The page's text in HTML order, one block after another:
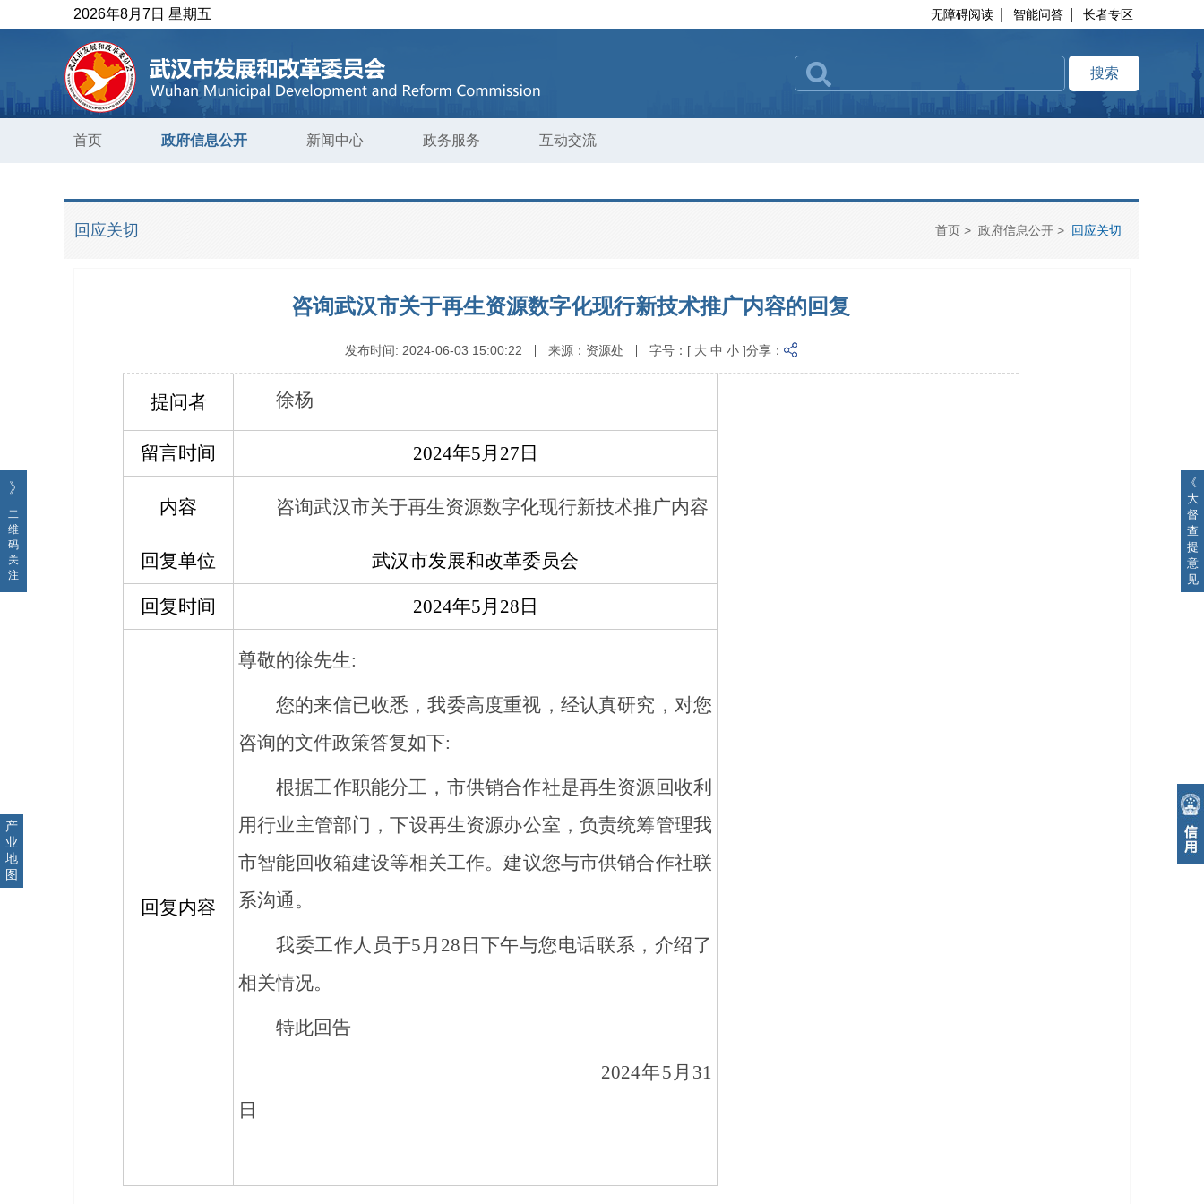
2026年8月7日 星期五 无障碍阅读 智能问答 长者专区
搜索
首页 政府信息公开 新闻中心 政务服务 互动交流
回应关切 首页 > 政府信息公开 > 回应关切
咨询武汉市关于再生资源数字化现行新技术推广内容的回复
发布时间: 2024-06-03 15:00:22 来源： 资源处 字号： [ 大 中 小]分享：
提问者 徐杨
留言时间 2024年5月 27 日
内容 咨询武汉市关于再生资源数字化现行新技术推广内容
回复单位 武汉市发展和改革委员会
回复时间 2024年5月28日
回复内容
尊敬的徐先生:
您的来信已收悉，我委高度重视，经认真研究， 对您
咨询的文件政策答复如下:
根据工作职能分工，市供销合作社是再生资源回收利
用行业主管部门，下设再生资源办公室，负责统筹管理我
市智能回收箱建设等相关工作。建议您与市供销合作社联
系沟通。
我委工作人员于5 月 28 日 下午与您电话联系，介绍了
相关情况。
特此回告
2024年5 月 31
日
》
二
维
码
关
注
《
大
督
查
提
意
见
产
业
地
图